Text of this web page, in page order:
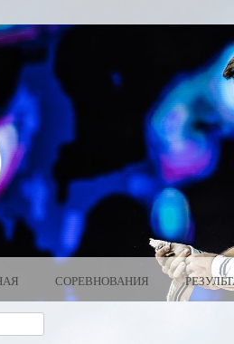
СОРЕВНОВАНИЯ